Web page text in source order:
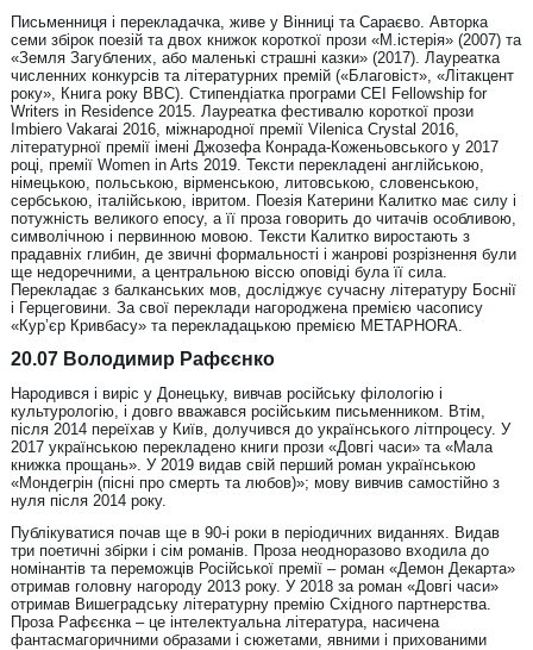
Письменниця і перекладачка, живе у Вінниці та Сараєво. Авторка
семи збірок поезій та двох книжок короткої прози «М.істерія» (2007) та
«Земля Загублених, або маленькі страшні казки» (2017). Лауреатка
численних конкурсів та літературних премій («Благовіст», «Літакцент
року», Книга року ВВС). Стипендіатка програми CEI Fellowship for
Writers in Residence 2015. Лауреатка фестивалю короткої прози
Imbiero Vakarai 2016, міжнародної премії Vilenica Crystal 2016,
літературної премії імені Джозефа Конрада-Коженьовського у 2017
році, премії Women in Arts 2019. Тексти перекладені англійською,
німецькою, польською, вірменською, литовською, словенською,
сербською, італійською, івритом. Поезія Катерини Калитко має силу і
потужність великого епосу, а її проза говорить до читачів особливою,
символічною і первинною мовою. Тексти Калитко виростають з
прадавніх глибин, де звичні формальності і жанрові розрізнення були
ще недоречними, а центральною віссю оповіді була її сила.
Перекладає з балканських мов, досліджує сучасну літературу Боснії
і Герцеговини. За свої переклади нагороджена премією часопису
«Кур’єр Кривбасу» та перекладацькою премією METAPHORA.
20.07 Володимир Рафєєнко
Народився і виріс у Донецьку, вивчав російську філологію і
культурологію, і довго вважався російським письменником. Втім,
після 2014 переїхав у Київ, долучився до українського літпроцесу. У
2017 українською перекладено книги прози «Довгі часи» та «Мала
книжка прощань». У 2019 видав свій перший роман українською
«Мондегрін (пісні про смерть та любов)»; мову вивчив самостійно з
нуля після 2014 року.
Публікуватися почав ще в 90-і роки в періодичних виданнях. Видав
три поетичні збірки і сім романів. Проза неодноразово входила до
номінантів та переможців Російської премії – роман «Демон Декарта»
отримав головну нагороду 2013 року. У 2018 за роман «Довгі часи»
отримав Вишеградську літературну премію Східного партнерства.
Проза Рафєєнка – це інтелектуальна література, насичена
фантасмагоричними образами і сюжетами, явними і прихованими